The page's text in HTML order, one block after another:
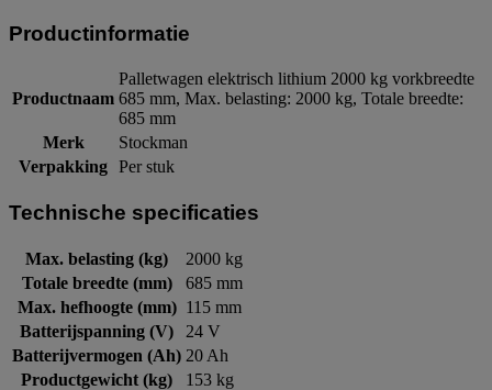
Productinformatie
Productnaam
Palletwagen elektrisch lithium 2000 kg vorkbreedte
685 mm, Max. belasting: 2000 kg, Totale breedte:
685 mm
Merk
Stockman
Verpakking Per stuk
Technische specificaties
Max. belasting (kg)
2000 kg
Totale breedte (mm)
685 mm
Max. hefhoogte (mm) 115 mm
Batterijspanning (V)
24 V
Batterijvermogen (Ah) 20 Ah
Productgewicht (kg)
153 kg